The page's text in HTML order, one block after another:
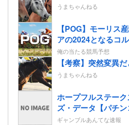
うまちゃんねる
【POG】モーリス
アの2024となるコ
俺の当たる競馬予想
【考察】突然変異
うまちゃんねる
ホープフルステー
ズ・データ【パチン
ギャンブルあんてな速報